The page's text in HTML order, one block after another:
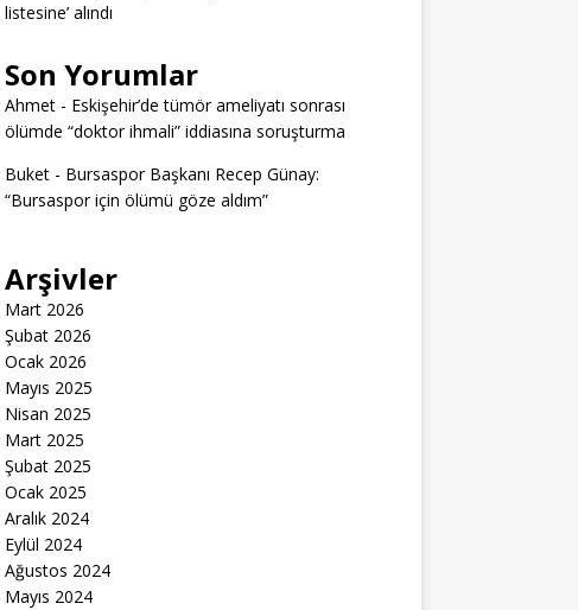
listesine’ alındı
Son Yorumlar
Ahmet- Eskişehir’de tümör ameliyatı sonrası
ölümde “doktor ihmali” iddiasına soruşturma
Buket- Bursaspor Başkanı Recep Günay:
“Bursaspor için ölümü göze aldım”
Arşivler
Mart 2026
Şubat 2026
Ocak 2026
Mayıs 2025
Nisan 2025
Mart 2025
Şubat 2025
Ocak 2025
Aralık 2024
Eylül 2024
Ağustos 2024
Mayıs 2024